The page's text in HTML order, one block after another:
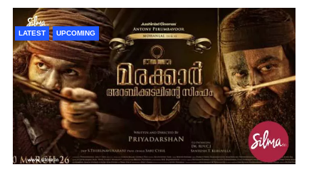
LATEST UPCOMING